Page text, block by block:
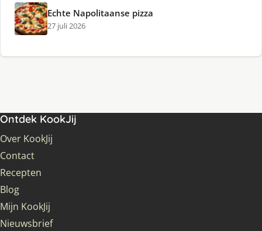
Echte Napolitaanse pizza
27 juli 2026
Ontdek KookJij
Over KookJij
Contact
Recepten
Blog
Mijn KookJij
Nieuwsbrief